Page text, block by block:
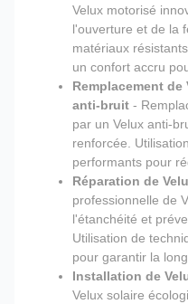
Velux motorisé
l'ouverture et de la
matériaux
un confort accru
Remplacement
anti-bruit -
par un Velux anti-
renforcée.
performants pour
Réparation de
professionnelle de
l'étanchéité et
Utilisation de
pour garantir la
Installation de
Velux solaire